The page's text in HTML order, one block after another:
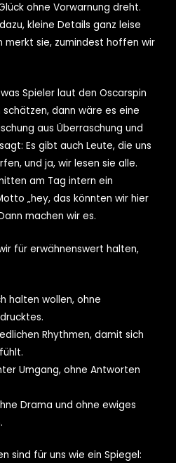
ohne Vorwarnung dreht.
kleine Details ganz leise
merkt sie, zumindest hoffen wir
Spieler laut den Oscarspin
dann wäre es eine
aus Überraschung und
Es gibt auch Leute, die uns
und ja, wir lesen sie alle.
am Tag intern ein
„hey, das könnten wir hier
machen wir es.
für erwähnenswert halten,
halten wollen, ohne
Rhythmen, damit sich
Umgang, ohne Antworten
Drama und ohne ewiges
sind für uns wie ein Spiegel: